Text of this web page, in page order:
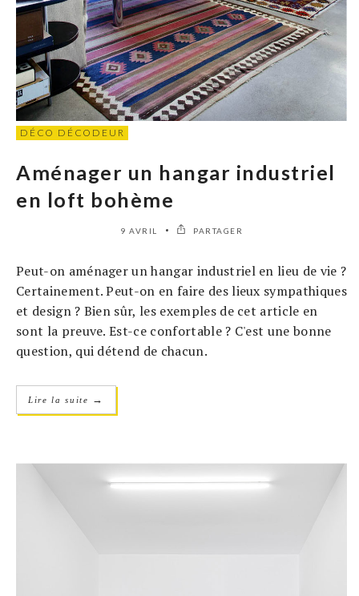
DÉCO DÉCODEUR
Aménager un hangar industriel
en loft bohème
9 AVRIL PARTAGER
Peut-on aménager un hangar industriel en lieu de vie ?
Certainement. Peut-on en faire des lieux sympathiques
et design ? Bien sûr, les exemples de cet article en
sont la preuve. Est-ce confortable ? C'est une bonne
question, qui détend de chacun.
Lire la suite →